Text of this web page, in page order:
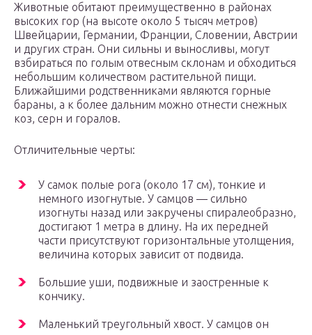
Животные обитают преимущественно в районах
высоких гор (на высоте около 5 тысяч метров)
Швейцарии, Германии, Франции, Словении, Австрии
и других стран. Они сильны и выносливы, могут
взбираться по голым отвесным склонам и обходиться
небольшим количеством растительной пищи.
Ближайшими родственниками являются горные
бараны, а к более дальним можно отнести снежных
коз, серн и горалов.
Отличительные черты:
У самок полые рога (около 17 см), тонкие и
немного изогнутые. У самцов — сильно
изогнуты назад или закручены спиралеобразно,
достигают 1 метра в длину. На их передней
части присутствуют горизонтальные утолщения,
величина которых зависит от подвида.
Большие уши, подвижные и заостренные к
кончику.
Маленький треугольный хвост. У самцов он